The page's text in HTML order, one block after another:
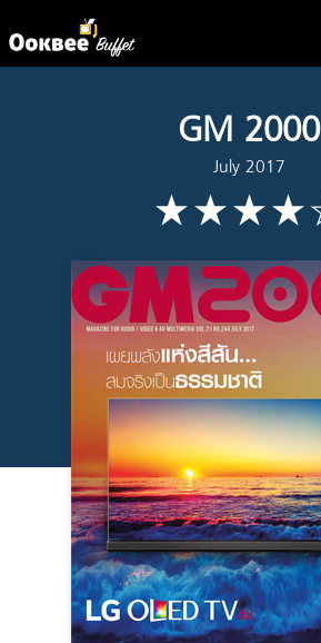
GM 2000
July 2017